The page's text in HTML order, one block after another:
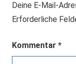
Deine E-Mail-
Erforderliche
Kommentar *